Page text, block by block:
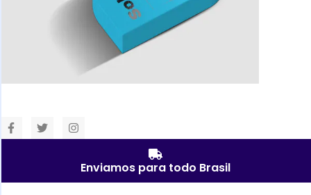
Enviamos para todo Brasil